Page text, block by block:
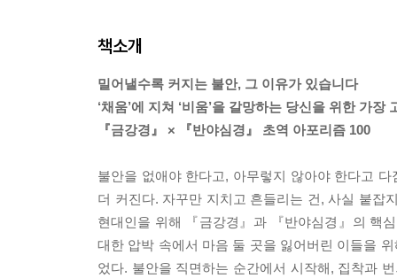
책소개
밀어낼수록 커지는 불안, 그 이유가 있습니다
‘채움’에 지쳐 ‘비움’을 갈망하는 당신을 위한 가장
『금강경』 × 『반야심경』 초역 아포리즘 100
불안을 없애야 한다고, 아무렇지 않아야 한다고
더 커진다. 자꾸만 지치고 흔들리는 건, 사실 붙잡
현대인을 위해 『금강경』과 『반야심경』의 핵
대한 압박 속에서 마음 둘 곳을 잃어버린 이들을
었다. 불안을 직면하는 순간에서 시작해, 집착과